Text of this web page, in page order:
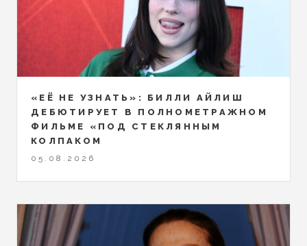
«ЕЁ НЕ УЗНАТЬ»: БИЛЛИ АЙЛИШ
ДЕБЮТИРУЕТ В ПОЛНОМЕТРАЖНОМ
ФИЛЬМЕ «ПОД СТЕКЛЯННЫМ
КОЛПАКОМ
05.08.2026